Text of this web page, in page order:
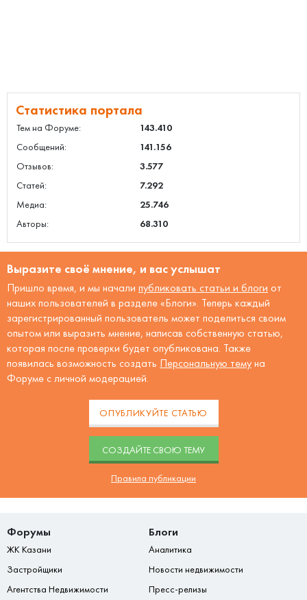
Статистика портала
Тем на Форуме:
143.410
Сообщений:
141.156
Отзывов:
3.577
Статей:
7.292
Медиа:
25.746
Авторы:
68.310
Выразите своё мнение, и вас услышат
Пришло время, и мы начали публиковать статьи и блоги от
наших пользователей в разделе «Блоги». Теперь каждый
зарегистрированный пользователь может поделиться своим
опытом или выразить мнение, написав собственную статью,
которая после проверки будет опубликована. Также
появилась возможность создать Персональную тему на
Форуме с личной модерацией.
ОПУБЛИКУЙТЕ СТАТЬЮ
CОЗДАЙТЕ СВОЮ ТЕМУ
Правила публикации
Форумы
ЖК Казани
Застройщики
Агентства Недвижимости
Блоги
Аналитика
Новости недвижимости
Пресс-релизы